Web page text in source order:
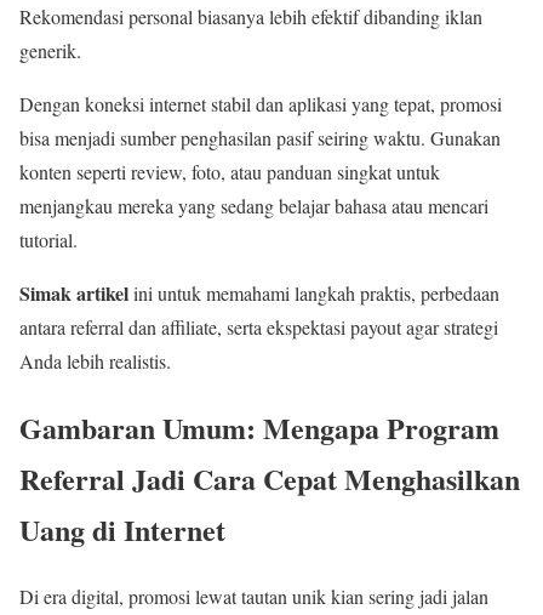
Rekomendasi personal biasanya lebih efektif dibanding iklan
generik.
Dengan koneksi internet stabil dan aplikasi yang tepat, promosi
bisa menjadi sumber penghasilan pasif seiring waktu. Gunakan
konten seperti review, foto, atau panduan singkat untuk
menjangkau mereka yang sedang belajar bahasa atau mencari
tutorial.
Simak artikelini untuk memahami langkah praktis, perbedaan
antara referral dan affiliate, serta ekspektasi payout agar strategi
Anda lebih realistis.
Gambaran Umum: Mengapa Program
Referral Jadi Cara Cepat Menghasilkan
Uang di Internet
Di era digital, promosi lewat tautan unik kian sering jadi jalan